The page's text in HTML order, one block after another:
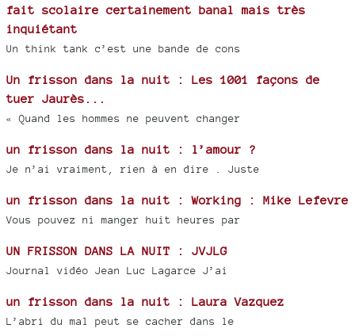
fait scolaire certainement banal mais très
inquiétant
Un think tank c’est une bande de cons
Un frisson dans la nuit : Les 1001 façons de
tuer Jaurès...
« Quand les hommes ne peuvent changer
un frisson dans la nuit : l’amour ?
Je n’ai vraiment, rien à en dire . Juste
un frisson dans la nuit : Working : Mike Lefevre
Vous pouvez ni manger huit heures par
UN FRISSON DANS LA NUIT : JVJLG
Journal vidéo Jean Luc Lagarce J’ai
un frisson dans la nuit : Laura Vazquez
L’abri du mal peut se cacher dans le